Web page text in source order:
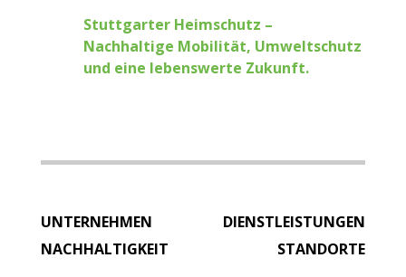
Stuttgarter Heimschutz –
Nachhaltige Mobilität, Umweltschutz
und eine lebenswerte Zukunft.
UNTERNEHMEN
DIENSTLEISTUNGEN
NACHHALTIGKEIT
STANDORTE